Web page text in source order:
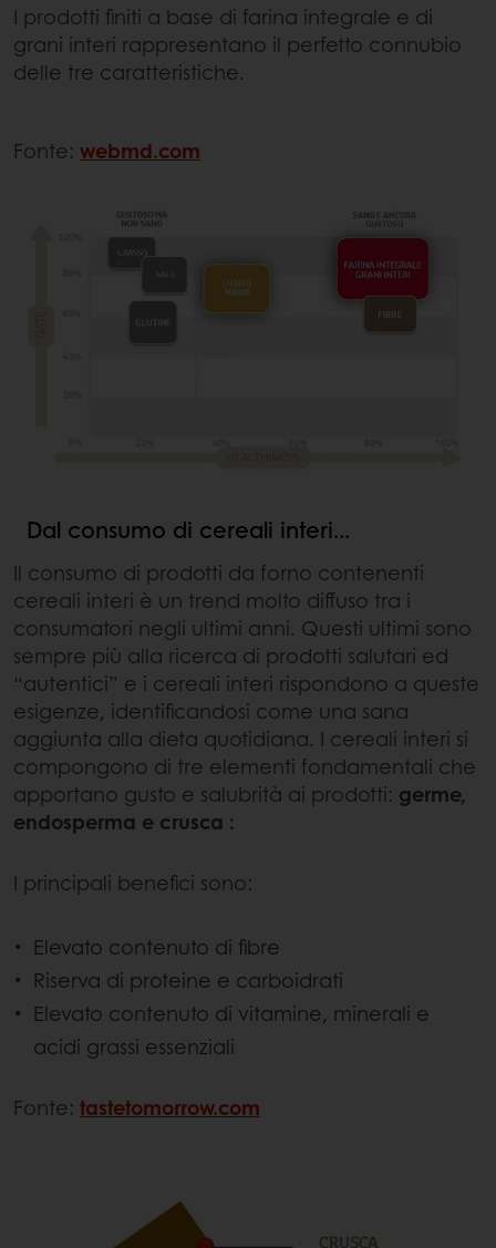
I prodotti finiti a base di farina integrale e di
grani interi rappresentano il perfetto connubio
delle tre caratteristiche.
Fonte: webmd.com
Dal consumo di cereali interi...
Il consumo di prodotti da forno contenenti
cereali interi è un trend molto diffuso tra i
consumatori negli ultimi anni. Questi ultimi sono
sempre più alla ricerca di prodotti salutari ed
“autentici” e i cereali interi rispondono a queste
esigenze, identificandosi come una sana
aggiunta alla dieta quotidiana. I cereali interi si
compongono di tre elementi fondamentali che
apportano gusto e salubrità ai prodotti: germe,
endosperma e crusca :
I principali benefici sono:
Elevato contenuto di fibre
Riserva di proteine e carboidrati
Elevato contenuto di vitamine, minerali e
acidi grassi essenziali
Fonte: tastetomorrow.com